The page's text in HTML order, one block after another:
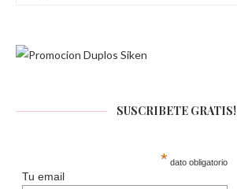
SUSCRIBETE GRATIS!
* dato obligatorio
Tu email